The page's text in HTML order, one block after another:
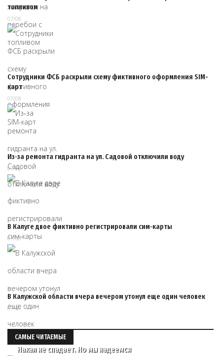
топливом
07/08
Сотрудники ФСБ раскрыли схему фиктивного оформления SIM-
карт
07/08
Из‑за ремонта гидранта на ул. Садовой отключили воду
07/08
В Калуге двое фиктивно регистрировали сим‑карты
07/08
В Калужской области вчера вечером утонул еще один человек
07/08
САМЫЕ ЧИТАЕМЫЕ
Накал не спадает. Но мы надеемся